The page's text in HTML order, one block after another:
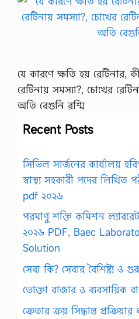
যে কারণে ক্ষতি হয় রেটিনার,
রেটিনায় সমস্যা?, চোখের
অতি বেগুনি রশ্মি
Recent Posts
সিভিল সার্জনের কার্যালয়
স্বাস্থ্য সহকারী পদের লিখিত
pdf ২০২৬
পরমাণু শক্তি কমিশন
২০২৬ PDF, Baec
Solution
সেবা কি? সেবার বৈশিষ্ট্য ও
ভোক্তা বাজার ও ব্যবসায়িক
ক্রেতার ক্রয় সিদ্ধান্ত